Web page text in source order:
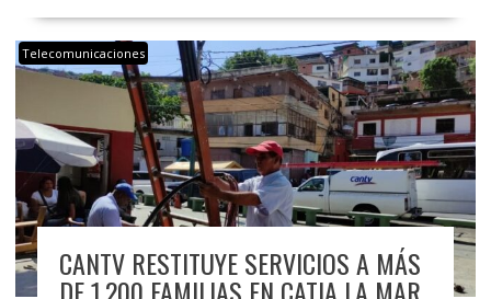
Telecomunicaciones
CANTV RESTITUYE SERVICIOS A MÁS